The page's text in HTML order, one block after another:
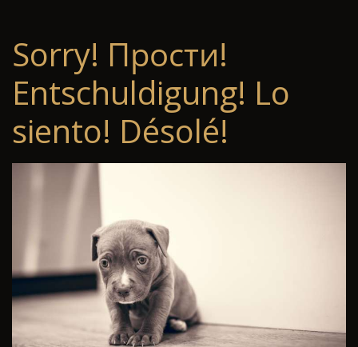
Sorry! Прости!
Entschuldigung! Lo
siento! Désolé!